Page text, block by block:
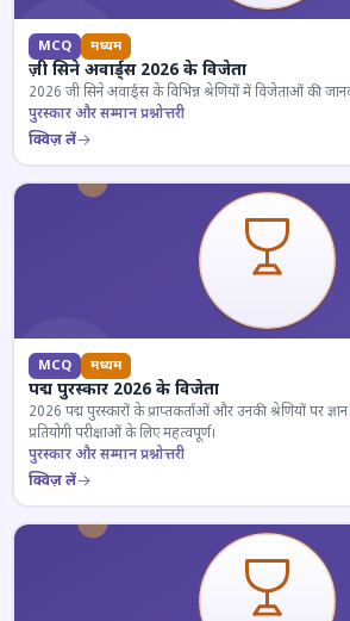
MCQ मध्यम
ज़ी सिने अवार्ड्स 2026 के विजेता
2026 जी सिने अवार्ड्स के विभिन्न श्रेणियों में विजेताओं की
पुरस्कार और सम्मान प्रश्नोत्तरी
क्विज़ लें
MCQ मध्यम
पद्म पुरस्कार 2026 के विजेता
2026 पद्म पुरस्कारों के प्राप्तकर्ताओं और उनकी श्रेणियों पर
प्रतियोगी परीक्षाओं के लिए महत्वपूर्ण।
पुरस्कार और सम्मान प्रश्नोत्तरी
क्विज़ लें